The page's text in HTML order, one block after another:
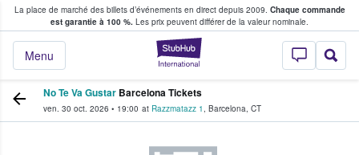
La place de marché des billets d’événements en direct depuis 2009. Chaque commande
est garantie à 100 %. Les prix peuvent différer de la valeur nominale.
StubHub - Où
Menu
fans achètent et vendent des billets
No Te Va Gustar Barcelona Tickets
ven. 30 oct. 2026 • 19:00 at Razzmatazz 1, Barcelona, CT